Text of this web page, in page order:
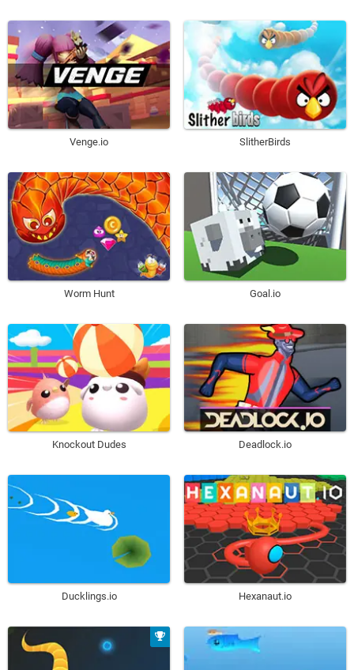
Venge.io SlitherBirds
Worm Hunt Goal.io
Knockout Dudes Deadlock.io
Ducklings.io Hexanaut.io